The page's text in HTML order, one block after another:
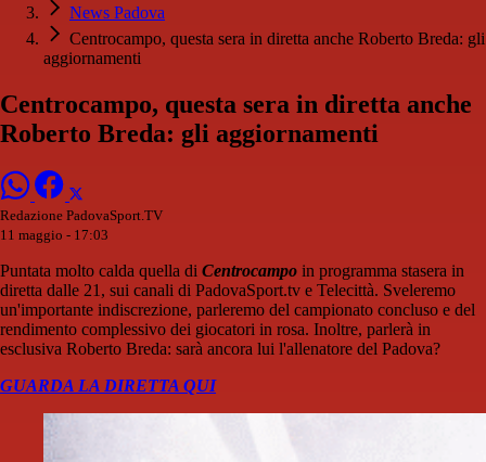
News Padova
Centrocampo, questa sera in diretta anche Roberto Breda: gli
aggiornamenti
Centrocampo, questa sera in diretta anche
Roberto Breda: gli aggiornamenti
Redazione PadovaSport.TV
11 maggio - 17:03
Puntata molto calda quella di Centrocampo in programma stasera in
diretta dalle 21, sui canali di PadovaSport.tv e Telecittà. Sveleremo
un'importante indiscrezione, parleremo del campionato concluso e del
rendimento complessivo dei giocatori in rosa. Inoltre, parlerà in
esclusiva Roberto Breda: sarà ancora lui l'allenatore del Padova?
GUARDA LA DIRETTA QUI